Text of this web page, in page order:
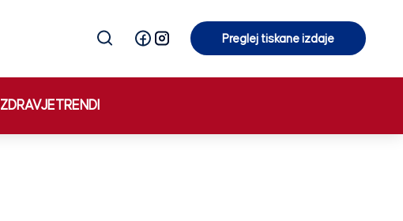
Preglej tiskane izdaje
ZDRAVJETRENDI